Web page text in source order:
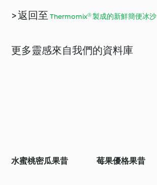
> 返回至Thermomix® 製成的新鮮簡便冰沙
更多靈感來自我們的資料庫
水蜜桃密瓜果昔 莓果優格果昔